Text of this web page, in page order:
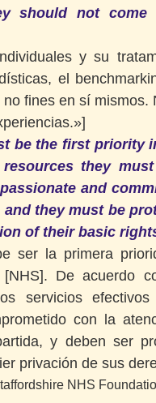
should not
y su
el
fines en sí mismos.
be the first priority
they
and
they must be
of their basic
ser la primera
[NHS]. De acuerdo
servicios
con la
y deben ser
privación de sus
NHS